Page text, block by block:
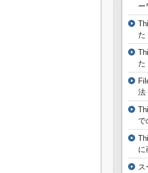
ー
た
た
法
で
に
ス